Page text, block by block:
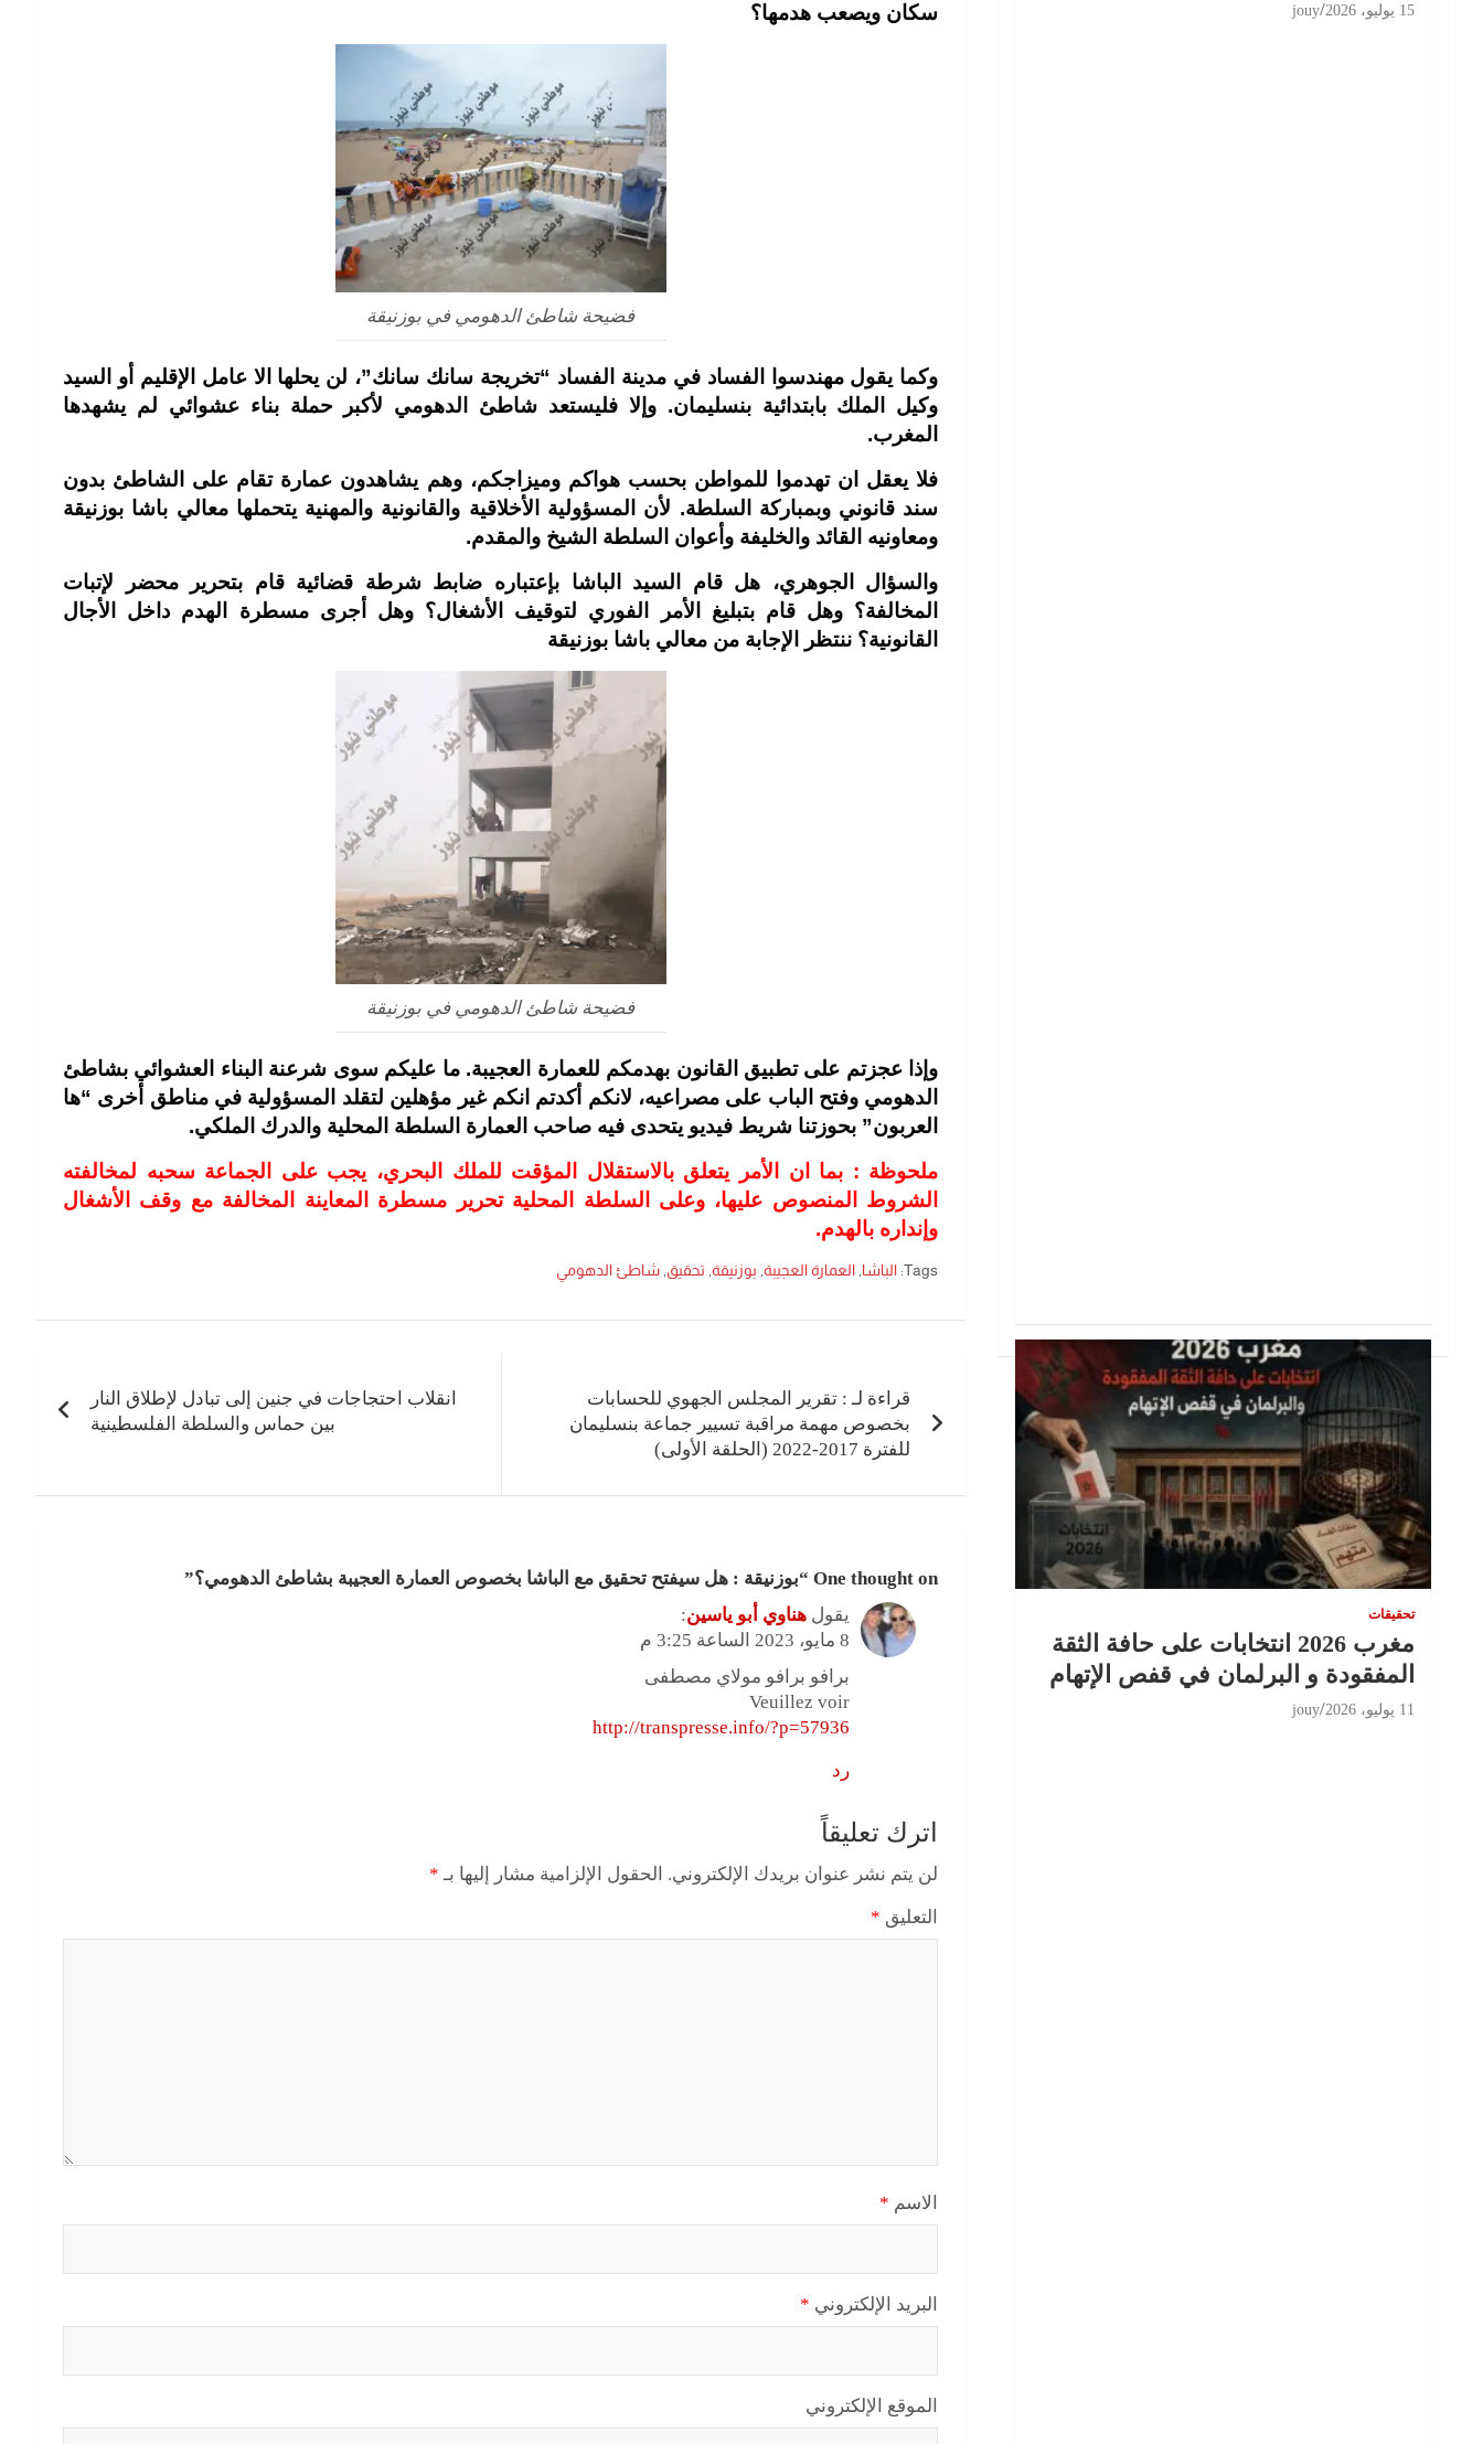
سكان ويصعب هدمها؟
فضيحة شاطئ الدهومي في بوزنيقة
وكما يقول مهندسوا الفساد في مدينة الفساد “تخريجة سانك سانك”، لن يحلها الا عامل الإقليم أو السيد
وكيل الملك بابتدائية بنسليمان. وإلا فليستعد شاطئ الدهومي لأكبر حملة بناء عشوائي لم يشهدها
المغرب.
فلا يعقل ان تهدموا للمواطن بحسب هواكم وميزاجكم، وهم يشاهدون عمارة تقام على الشاطئ بدون
سند قانوني وبمباركة السلطة. لأن المسؤولية الأخلاقية والقانونية والمهنية يتحملها معالي باشا بوزنيقة
ومعاونيه القائد والخليفة وأعوان السلطة الشيخ والمقدم.
والسؤال الجوهري، هل قام السيد الباشا بإعتباره ضابط شرطة قضائية قام بتحرير محضر لإتبات
المخالفة؟ وهل قام بتبليغ الأمر الفوري لتوقيف الأشغال؟ وهل أجرى مسطرة الهدم داخل الأجال
القانونية؟ ننتظر الإجابة من معالي باشا بوزنيقة
فضيحة شاطئ الدهومي في بوزنيقة
وإذا عجزتم على تطبيق القانون بهدمكم للعمارة العجيبة. ما عليكم سوى شرعنة البناء العشوائي بشاطئ
الدهومي وفتح الباب على مصراعيه، لانكم أكدتم انكم غير مؤهلين لتقلد المسؤولية في مناطق أخرى “ها
العربون” بحوزتنا شريط فيديو يتحدى فيه صاحب العمارة السلطة المحلية والدرك الملكي.
ملحوظة : بما ان الأمر يتعلق بالاستقلال المؤقت للملك البحري، يجب على الجماعة سحبه لمخالفته
الشروط المنصوص عليها، وعلى السلطة المحلية تحرير مسطرة المعاينة المخالفة مع وقف الأشغال
وإنداره بالهدم.
Tags: الباشا العمارة العجيبة, بوزنيقة, تحقيق شاطئ الدهومي
المقالات
قراءة لـ : تقرير المجلس الجهوي للحسابات
بخصوص مهمة مراقبة تسيير جماعة بنسليمان
للفترة 2017-2022 (الحلقة الأولى)
انقلاب احتجاجات في جنين إلى تبادل لإطلاق النار
بين حماس والسلطة الفلسطينية
One thought on “ بوزنيقة : هل سيفتح تحقيق مع الباشا بخصوص العمارة العجيبة بشاطئ الدهومي؟”
يقول هناوي أبو ياسين:
8 مايو، 2023 الساعة 3:25 م
برافو برافو مولاي مصطفى
Veuillez voir
http://transpresse.info/?p=57936
رد
اترك تعليقاً
لن يتم نشر عنوان بريدك الإلكتروني. الحقول الإلزامية مشار إليها بـ *
التعليق *
الاسم *
البريد الإلكتروني *
الموقع الإلكتروني
15 يوليو، 2026 jouy
تحقيقات
مغرب 2026 انتخابات على حافة الثقة
المفقودة و البرلمان في قفص الإتهام
11 يوليو، 2026 jouy